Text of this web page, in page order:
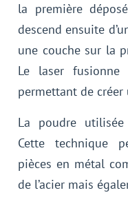
la première
descend ensuite
une couche sur la
Le laser fusionne
permettant de
La poudre
Cette technique
pièces en métal
de l’acier mais